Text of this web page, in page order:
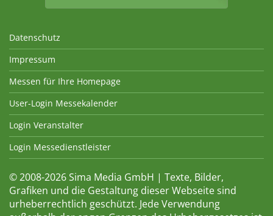
Datenschutz
Impressum
Messen für Ihre Homepage
User-Login Messekalender
Login Veranstalter
Login Messedienstleister
© 2008-2026 Sima Media GmbH | Texte, Bilder,
Grafiken und die Gestaltung dieser Webseite sind
urheberrechtlich geschützt. Jede Verwendung